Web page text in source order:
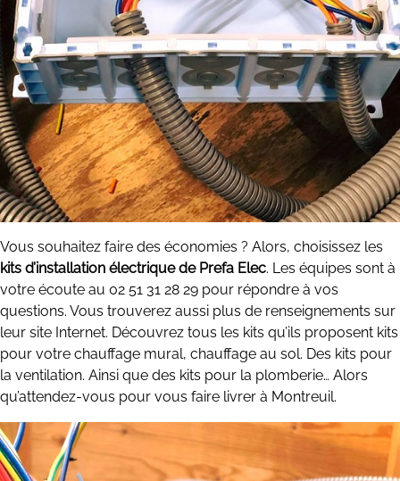
Vous souhaitez faire des économies ? Alors, choisissez les
kits d’installation électrique de Prefa Elec. Les équipes sont à
votre écoute au 02 51 31 28 29 pour répondre à vos
questions. Vous trouverez aussi plus de renseignements sur
leur site Internet. Découvrez tous les kits qu’ils proposent kits
pour votre chauffage mural, chauffage au sol. Des kits pour
la ventilation. Ainsi que des kits pour la plomberie… Alors
qu’attendez-vous pour vous faire livrer à Montreuil.